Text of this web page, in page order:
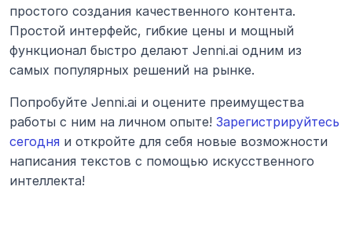
простого создания качественного контента.
Простой интерфейс, гибкие цены и мощный
функционал быстро делают Jenni.ai одним из
самых популярных решений на рынке.
Попробуйте Jenni.ai и оцените преимущества
работы с ним на личном опыте! Зарегистрируйтесь
сегодня и откройте для себя новые возможности
написания текстов с помощью искусственного
интеллекта!